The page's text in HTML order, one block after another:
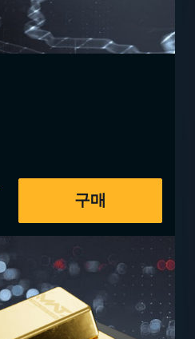
구매